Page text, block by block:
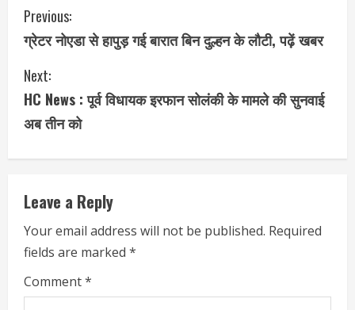
C
o
n
t
i
n
u
e
R
Previous:
ग्रेटर नोएडा से हापुड़ गई बारात बिन दुल्हन के लौटी, पढ़ें खबर
Next:
HC News : पूर्व विधायक इरफान सोलंकी के मामले की सुनवाई
अब तीन को
Leave a Reply
Your email address will not be published. Required
fields are marked *
Comment*